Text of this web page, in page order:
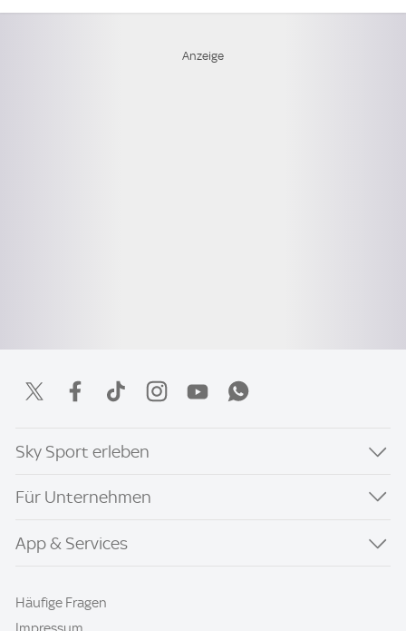
Sky Sport erleben
Für Unternehmen
App & Services
Häufige Fragen